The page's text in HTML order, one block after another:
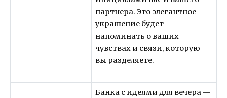
партнера. Это элегантное
украшение будет
напоминать о ваших
чувствах и связи, которую
вы разделяете.
Банка с идеями для вечера —